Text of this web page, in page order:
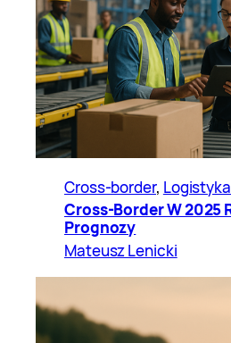
Cross-border,
Cross-Border W 2025
Prognozy
Mateusz Lenicki